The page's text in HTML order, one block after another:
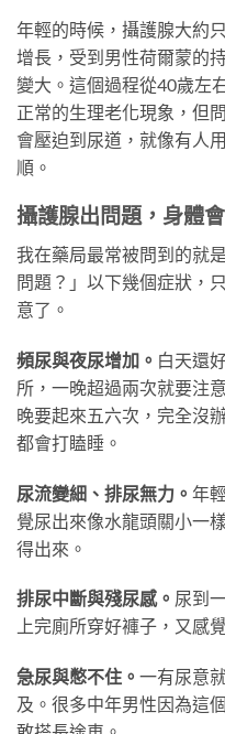
年輕的時候，攝護腺大約
增長，受到男性荷爾蒙的
變大。這個過程從40歲左
正常的生理老化現象，但
會壓迫到尿道，就像有人
順。
攝護腺出問題，身體
我在藥局最常被問到的就
問題？」以下幾個症狀，
意了。
頻尿與夜尿增加。 白天還
所，一晚超過兩次就要注
晚要起來五六次，完全沒
都會打瞌睡。
尿流變細、排尿無力。 年
覺尿出來像水龍頭關小一
得出來。
排尿中斷與殘尿感。 尿到
上完廁所穿好褲子，又感
急尿與憋不住。 一有尿意
及。很多中年男性因為這